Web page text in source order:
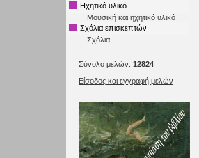
Ηχητικό υλικό
Μουσική και ηχητικό υλικό
Σχόλια επισκεπτών
Σχόλια
Σύνολο μελών: 12824
Είσοδος και εγγραφή μελών